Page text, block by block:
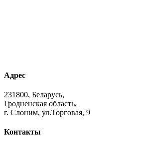
Адрес
231800, Беларусь,
Гродненская область,
г. Слоним, ул.Торговая, 9
Контакты